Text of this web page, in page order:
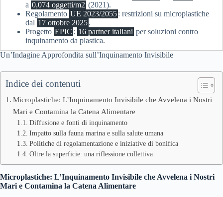
a 0,074 oggetti/m2 (2021).
Regolamento UE 2023/2055: restrizioni su microplastiche
dal 17 ottobre 2025.
Progetto EPIC : 16 partner italiani per soluzioni contro
inquinamento da plastica.
Un’Indagine Approfondita sull’Inquinamento Invisibile
Indice dei contenuti
Microplastiche: L’Inquinamento Invisibile che Avvelena i Nostri
Mari e Contamina la Catena Alimentare
Diffusione e fonti di inquinamento
Impatto sulla fauna marina e sulla salute umana
Politiche di regolamentazione e iniziative di bonifica
Oltre la superficie: una riflessione collettiva
Microplastiche: L’Inquinamento Invisibile che Avvelena i Nostri
Mari e Contamina la Catena Alimentare